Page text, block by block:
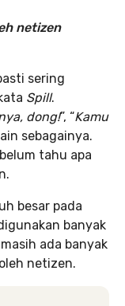
netizen
sering
Spill.
dong!”, “Kamu
sebagainya.
tahu apa
besar pada
banyak
ada banyak
netizen.